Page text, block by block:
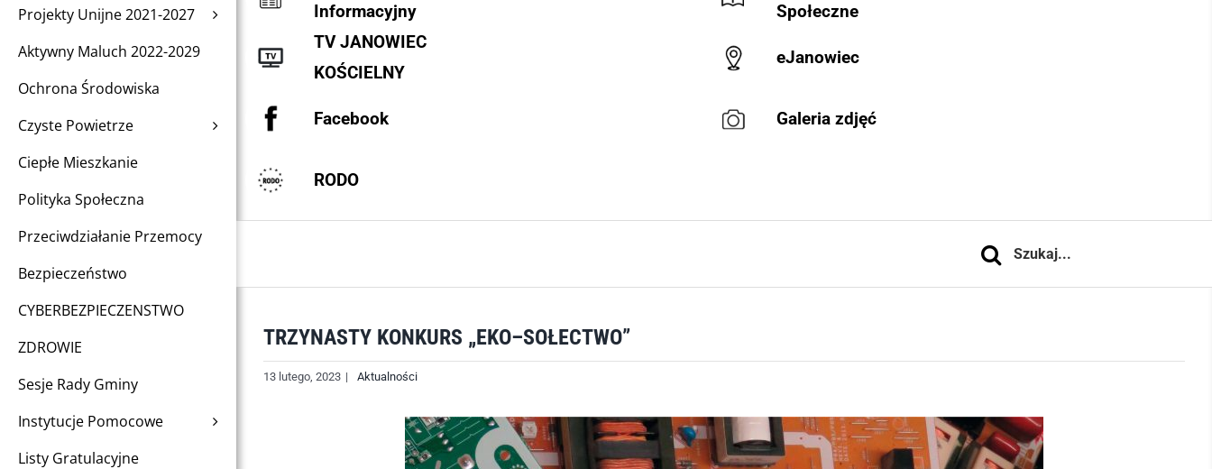
Projekty Unijne 2021-2027
Aktywny Maluch 2022-2029
Ochrona Środowiska
Czyste Powietrze
Ciepłe Mieszkanie
Polityka Społeczna
Przeciwdziałanie Przemocy
Bezpieczeństwo
CYBERBEZPIECZENSTWO
ZDROWIE
Sesje Rady Gminy
Instytucje Pomocowe
Listy Gratulacyjne
Informacyjny
Społeczne
TV JANOWIEC
KOŚCIELNY
eJanowiec
Facebook Galeria zdjęć
RODO
Szukaj
TRZYNASTY KONKURS „EKO–SOŁECTWO”
13 lutego, 2023 | Aktualności